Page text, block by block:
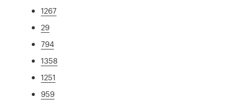
1267
29
794
1358
1251
959